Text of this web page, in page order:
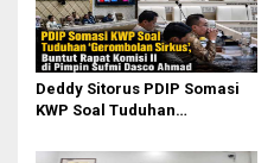
Deddy Sitorus PDIP Somasi
KWP Soal Tuduhan
Rapat Komisi II Dipimpin